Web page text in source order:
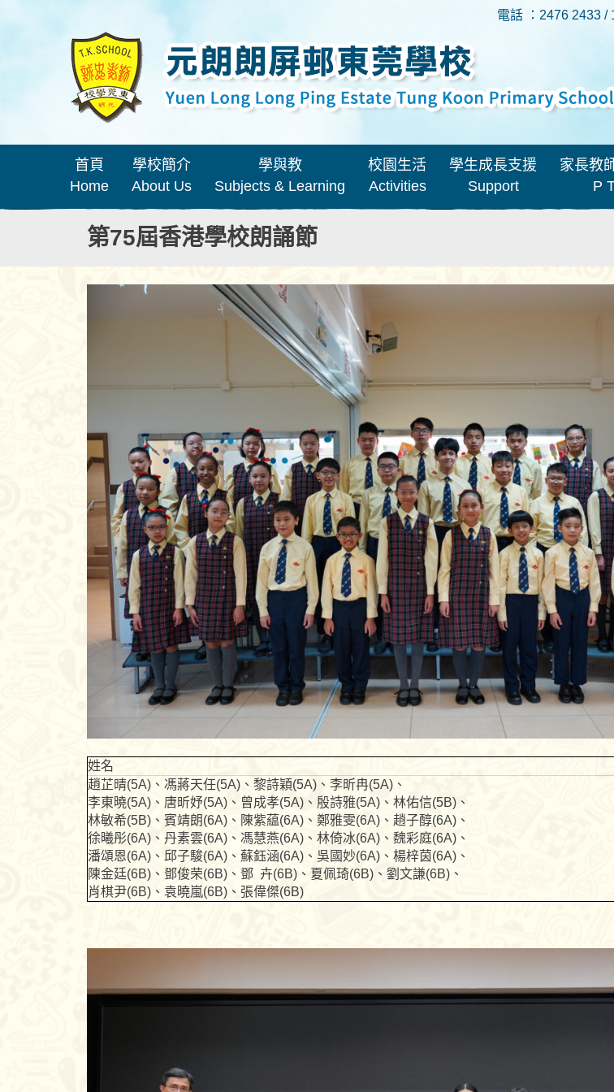
電話 ：2476 2433 /
首頁
Home
學校簡介
About Us
學與教
Subjects & Learning
校園生活
Activities
學生成長支援
Support
家長教
P
第75屆香港學校朗誦節
姓名
趙芷晴(5A)、馮蔣天任(5A)、黎詩穎(5A)、李昕冉(5A)、
李東曉(5A)、唐昕妤(5A)、曾成孝(5A)、殷詩雅(5A)、林佑信(5B)、
林敏希(5B)、賓靖朗(6A)、陳紫藴(6A)、鄭雅雯(6A)、趙子醇(6A)、
徐曦彤(6A)、丹素雲(6A)、馮慧燕(6A)、林倚冰(6A)、魏彩庭(6A)、
潘頌恩(6A)、邱子駿(6A)、蘇鈺涵(6A)、吳國妙(6A)、楊梓茵(6A)、
陳金廷(6B)、鄧俊荣(6B)、鄧 卉(6B)、夏佩琦(6B)、劉文謙(6B)、
肖棋尹(6B)、袁曉嵐(6B)、張偉傑(6B)